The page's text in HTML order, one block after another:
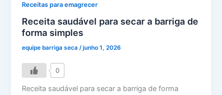
Receitas para emagrecer
Receita saudável para secar a barriga de
forma simples
equipe barriga seca/junho 1, 2026
0
Receita saudável para secar a barriga de forma